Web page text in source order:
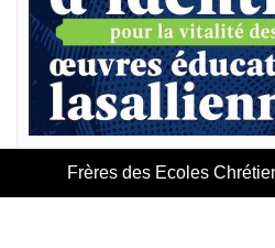
Frères des Ecoles